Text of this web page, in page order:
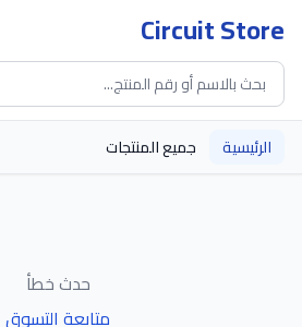
Circuit Store
الرئيسية جميع المنتجات
حدث خطأ
متابعة التسوق